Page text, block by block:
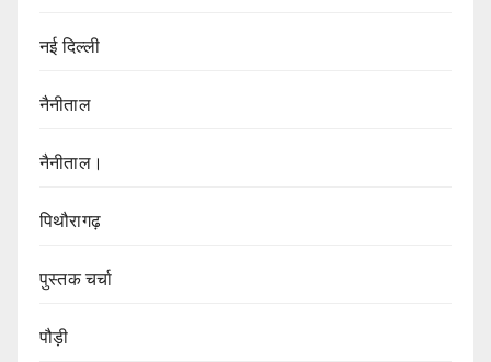
नई दिल्ली
नैनीताल
नैनीताल।
पिथौरागढ़
पुस्तक चर्चा
पौड़ी